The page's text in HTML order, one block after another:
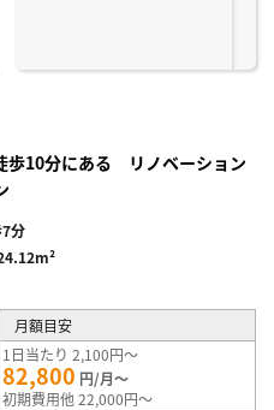
歩10分にある リノベーション
分
月額目安
1日当たり 2,100円～
82,800 円/月～
初期費用他 22,000円～